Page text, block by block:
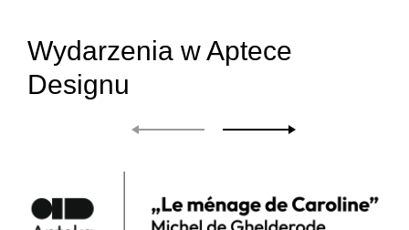
Wydarzenia w Aptece
Designu